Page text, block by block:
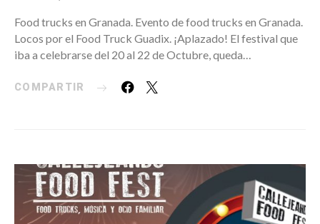
Food trucks en Granada. Evento de food trucks en Granada.
Locos por el Food Truck Guadix. ¡Aplazado! El festival que
iba a celebrarse del 20 al 22 de Octubre, queda…
COMPARTIR